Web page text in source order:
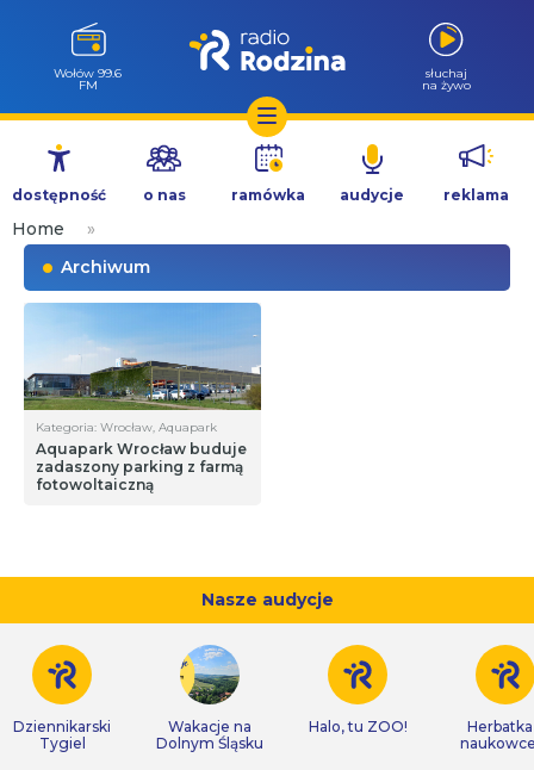
Przejdź
treści
Wołów 99.6
FM
słuchaj
na żywo
dostępność o nas ramówka audycje reklama
Home
»
Archiwum
Kategoria: Wrocław, Aquapark
Aquapark Wrocław buduje
zadaszony parking z farmą
fotowoltaiczną
Nasze audycje
Dziennikarski
Tygiel
Wakacje na
Dolnym Śląsku
Halo, tu ZOO!